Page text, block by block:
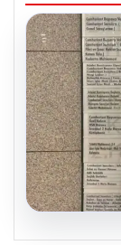
05.08.2026